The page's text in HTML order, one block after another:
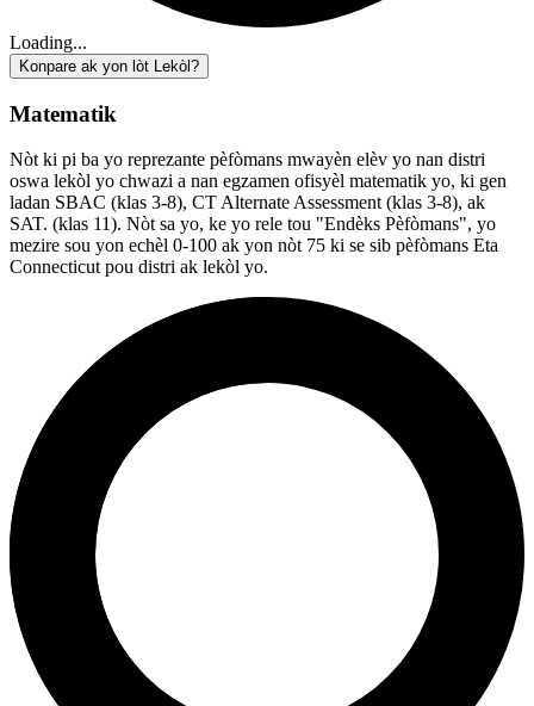
Loading...
Konpare ak yon lòt Lekòl?
Matematik
Nòt ki pi ba yo reprezante pèfòmans mwayèn elèv yo nan distri
oswa lekòl yo chwazi a nan egzamen ofisyèl matematik yo, ki gen
ladan SBAC (klas 3-8), CT Alternate Assessment (klas 3-8), ak
SAT. (klas 11). Nòt sa yo, ke yo rele tou "Endèks Pèfòmans", yo
mezire sou yon echèl 0-100 ak yon nòt 75 ki se sib pèfòmans Eta
Connecticut pou distri ak lekòl yo.